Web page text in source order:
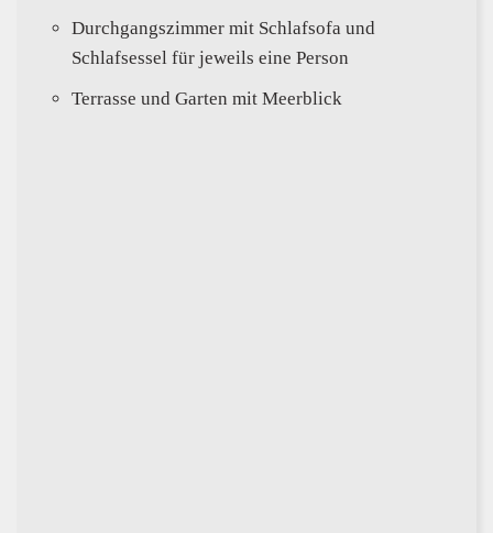
Durchgangszimmer mit Schlafsofa und
Schlafsessel für jeweils eine Person
Terrasse und Garten mit Meerblick